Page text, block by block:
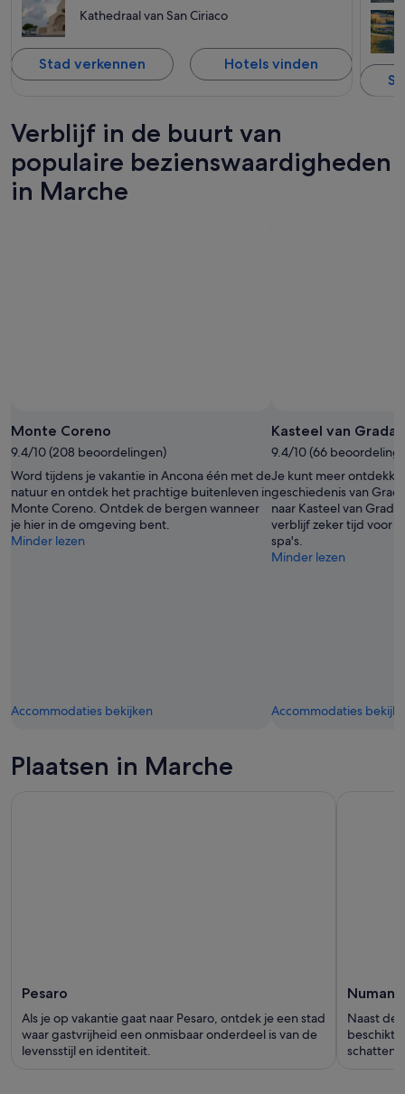
Kathedraal van San Ciriaco
Stad verkennen Hotels vinden
Verblijf in de buurt van
populaire bezienswaardigheden
in Marche
foto
van
Massimiliano
Bozzolasco
🇮🇹
Monte Coreno
9.4/10 (208 beoordelingen)
Word tijdens je vakantie in Ancona één met de
natuur en ontdek het prachtige buitenleven in
Monte Coreno. Ontdek de bergen wanneer
je hier in de omgeving bent.
Minder lezen
Accommodaties bekijken
Kasteel van
9.4/10 (66
Je kunt meer
geschiedenis van
naar Kasteel van
verblijf zeker tijd voor
spa's.
Minder lezen
Accommodaties
Plaatsen in Marche
Pesaro
Als je op vakantie gaat naar Pesaro, ontdek je een stad
waar gastvrijheid een onmisbaar onderdeel is van de
levensstijl en identiteit.
Numana
Naast de
beschikt
schatten.